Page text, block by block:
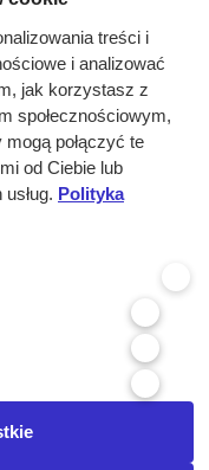
treści i
i analizować
jak korzystasz z
społecznościowym,
połączyć te
od Ciebie lub
Polityka